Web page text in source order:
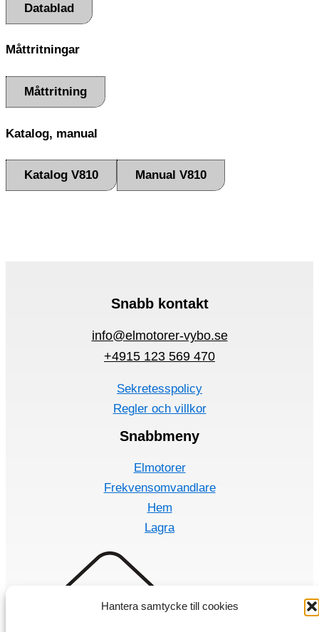
Hantera samtycke till cookies
Datablad
Måttritningar
Måttritning
Katalog, manual
Katalog V810 Manual V810
Snabb kontakt
info@elmotorer-vybo.se
+4915 123 569 470
Sekretesspolicy
Regler och villkor
Snabbmeny
Elmotorer
Frekvensomvandlare
Hem
Lagra